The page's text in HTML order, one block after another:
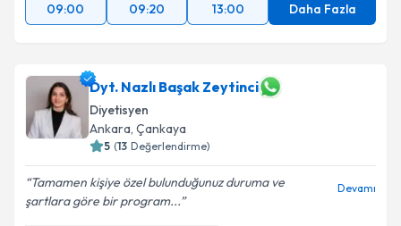
09:00
09:20 13:00 Daha Fazla
Dyt. Nazlı Başak Zeytinci
Diyetisyen
Ankara, Çankaya
5 (13 Değerlendirme)
Tamamen kişiye özel bulunduğunuz duruma ve
şartlara göre bir program...
Devamı